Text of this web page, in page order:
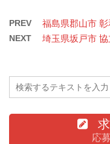
PREV 福島県郡山市
NEXT 埼玉県坂戸市
応